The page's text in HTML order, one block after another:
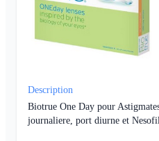
Description
Biotrue One Day pour
journaliere, port diurne et